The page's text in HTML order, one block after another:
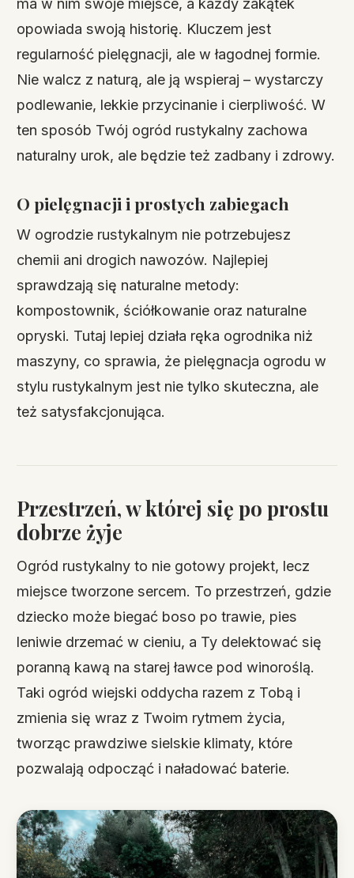
ma w nim swoje miejsce, a każdy zakątek
opowiada swoją historię. Kluczem jest
regularność pielęgnacji, ale w łagodnej formie.
Nie walcz z naturą, ale ją wspieraj – wystarczy
podlewanie, lekkie przycinanie i cierpliwość. W
ten sposób Twój ogród rustykalny zachowa
naturalny urok, ale będzie też zadbany i zdrowy.
O pielęgnacji i prostych zabiegach
W ogrodzie rustykalnym nie potrzebujesz
chemii ani drogich nawozów. Najlepiej
sprawdzają się naturalne metody:
kompostownik, ściółkowanie oraz naturalne
opryski. Tutaj lepiej działa ręka ogrodnika niż
maszyny, co sprawia, że pielęgnacja ogrodu w
stylu rustykalnym jest nie tylko skuteczna, ale
też satysfakcjonująca.
Przestrzeń, w której się po prostu
dobrze żyje
Ogród rustykalny to nie gotowy projekt, lecz
miejsce tworzone sercem. To przestrzeń, gdzie
dziecko może biegać boso po trawie, pies
leniwie drzemać w cieniu, a Ty delektować się
poranną kawą na starej ławce pod winoroślą.
Taki ogród wiejski oddycha razem z Tobą i
zmienia się wraz z Twoim rytmem życia,
tworząc prawdziwe sielskie klimaty, które
pozwalają odpocząć i naładować baterie.